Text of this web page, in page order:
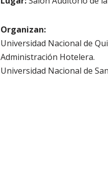
Organizan:
Universidad Nacional de
Administración Hotelera.
Universidad Nacional de